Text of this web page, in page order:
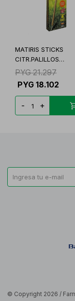
MATIRIS STICKS
CITR.PALILLOS
REPEL.MOSQ.
PYG 21.297
PYG 18.102
- +
© Copyright 2026 /